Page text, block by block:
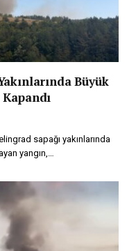
Büyük
sapağı yakınlarında
yangın,…